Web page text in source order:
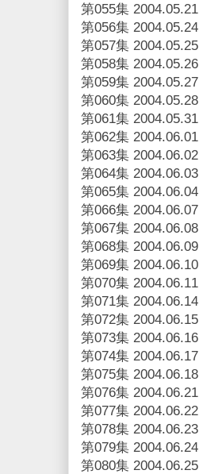
第055集
第056集
第057集
第058集
第059集
第060集
第061集
第062集
第063集
第064集
第065集
第066集
第067集
第068集
第069集
第070集
第071集
第072集
第073集
第074集
第075集
第076集
第077集
第078集
第079集
第080集